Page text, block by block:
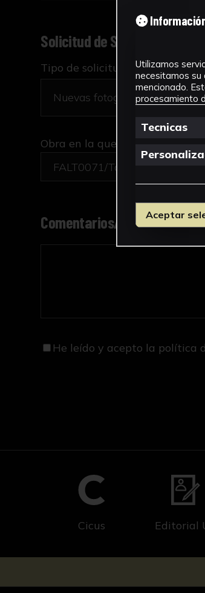
Solicitud de Servicio
Tipo de solicitud *
Obra en la que está interesado/a
FALT0071/Taller con ranchos
Comentarios/motivo de la
He leído y acepto la política
Cicus Editorial
Utilizamos
necesitamos
mencionado.
procesamiento
Tecnicas
Aceptar